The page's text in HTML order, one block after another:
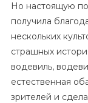
Но настоящую
получила
нескольких
страшных
водевиль,
естественная
зрителей и